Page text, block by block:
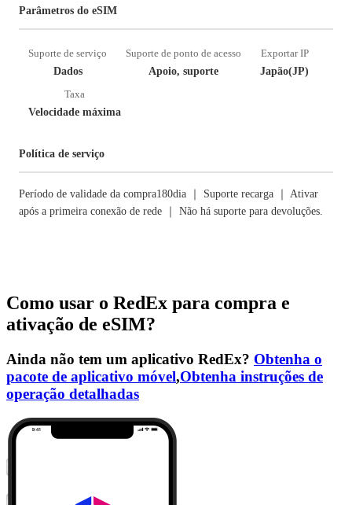
Parâmetros do eSIM
Suporte de serviço
Dados
Suporte de ponto de acesso
Apoio, suporte
Exportar IP
Japão(JP)
Taxa
Velocidade máxima
Política de serviço
Período de validade da compra180dia ｜ Suporte recarga ｜ Ativar
após a primeira conexão de rede ｜ Não há suporte para devoluções.
Como usar o RedEx para compra e
ativação de eSIM?
Ainda não tem um aplicativo RedEx? Obtenha o
pacote de aplicativo móvel,Obtenha instruções de
operação detalhadas